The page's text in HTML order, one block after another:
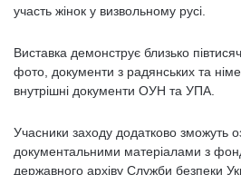
участь жінок у визвольному русі.
Виставка демонструє близько
фото, документи з радянських та
внутрішні документи ОУН та УПА.
Учасники заходу додатково зможуть
документальними матеріалами з
державного архіву Служби безпеки